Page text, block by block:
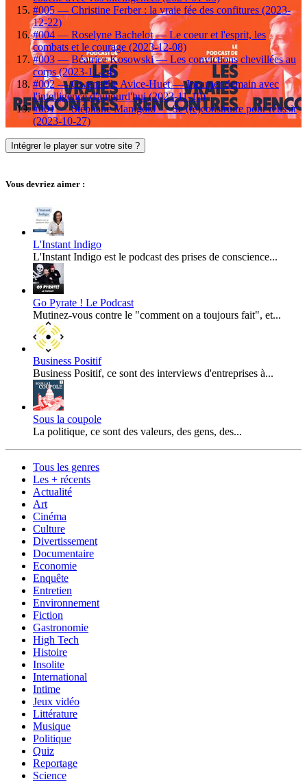
#005 — Christine Ferber : la vraie fée des confitures (2023-
12-22)
#004 — Roselyne Bachelot — Le coeur et l'esprit, les
combats et le courage (2023-12-08)
#003 — Béatrice Kosowski — Les convictions chevillées au
corps (2023-11-24)
#002 — Gwenaëlle Avice-Huet — Incarner demain avec
l'intelligence d'aujourd'hui (2023-11-10)
#001 — Stéphane Manigold — Se (re)construire pour réussir
(2023-10-27)
Intégrer le player sur votre site ?
Vous devriez aimer :
L'Instant Indigo
L'Instant Indigo est le podcast des prises de conscience...
Go Pyrate ! Le Podcast
Mutinez-vous contre le "comment on a toujours fait", et...
Business Positif
Business Positif, ce sont des interviews d'entreprises à...
Sous la coupole
La politique, ce sont des valeurs, des gens, des...
Tous les genres
Les + récents
Actualité
Art
Cinéma
Culture
Divertissement
Documentaire
Economie
Enquête
Entretien
Environnement
Fiction
Gastronomie
High Tech
Histoire
Insolite
International
Intime
Jeux vidéo
Littérature
Musique
Politique
Quiz
Reportage
Science